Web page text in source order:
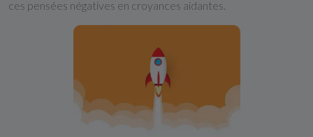
ces pensées négatives en croyances aidantes.